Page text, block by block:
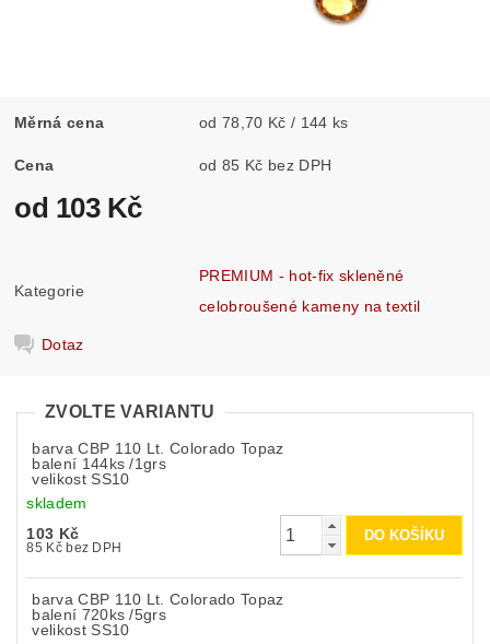
Měrná cena od 78,70 Kč / 144 ks
Cena od 85 Kč bez DPH
od 103 Kč
Kategorie
PREMIUM - hot-fix skleněné
celobroušené kameny na textil
Dotaz
ZVOLTE VARIANTU
barva CBP 110 Lt. Colorado Topaz
balení 144ks /1grs
velikost SS10
skladem
103 Kč
85 Kč bez DPH
barva CBP 110 Lt. Colorado Topaz
balení 720ks /5grs
velikost SS10